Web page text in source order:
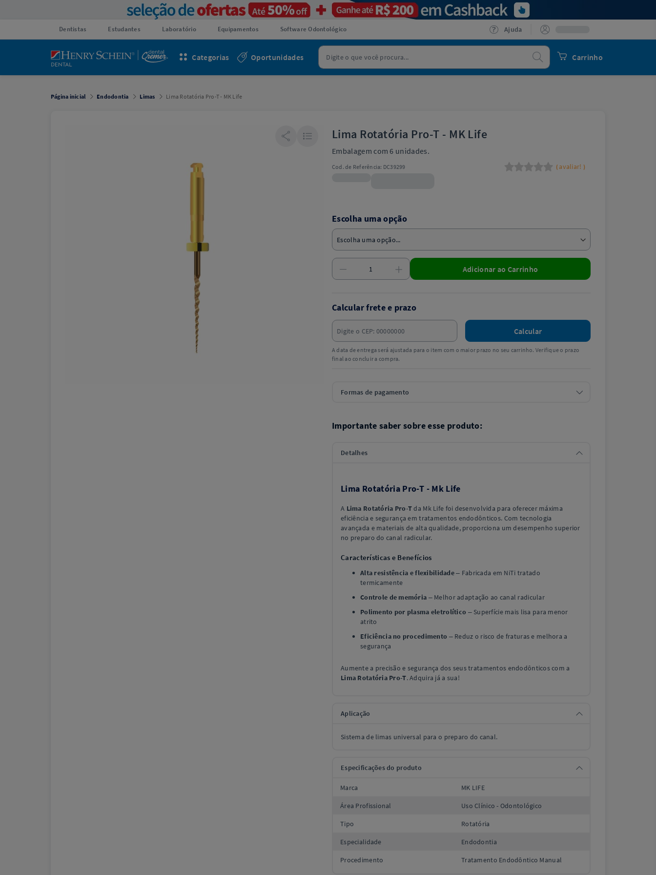
Dentistas Estudantes Laboratório Equipamentos Software Odontológico Ajuda
Carrinho
Procurar
Oportunidades
Categorias
Página inicial Endodontia Limas Lima Rotatória Pro-T - MK Life
Lima Rotatória Pro-T - MK Life
Embalagem com 6 unidades.
Cod. de Referência: DC39299 ( avaliar! )
Escolha uma opção
Adicionar ao Carrinho
Calcular frete e prazo
Calcular
A data de entrega será ajustada para o item com o maior prazo no seu carrinho. Verifique o prazo
final ao concluir a compra.
Formas de pagamento
Importante saber sobre esse produto:
Detalhes
Lima Rotatória Pro-T - Mk Life
A Lima Rotatória Pro-Tda Mk Life foi desenvolvida para oferecer máxima
eficiência e segurança em tratamentos endodônticos. Com tecnologia
avançada e materiais de alta qualidade, proporciona um desempenho superior
no preparo do canal radicular.
Características e Benefícios
Alta resistência e flexibilidade– Fabricada em NiTi tratado
termicamente
Controle de memória – Melhor adaptação ao canal radicular
Polimento por plasma eletrolítico – Superfície mais lisa para menor
atrito
Eficiência no procedimento – Reduz o risco de fraturas e melhora a
segurança
Aumente a precisão e segurança dos seus tratamentos endodônticos com a
Lima Rotatória Pro-T. Adquira já a sua!
Aplicação
Sistema de limas universal para o preparo do canal.
Especificações do produto
Marca MK LIFE
Área Profissional Uso Clínico - Odontológico
Tipo Rotatória
Especialidade Endodontia
Procedimento Tratamento Endodôntico Manual